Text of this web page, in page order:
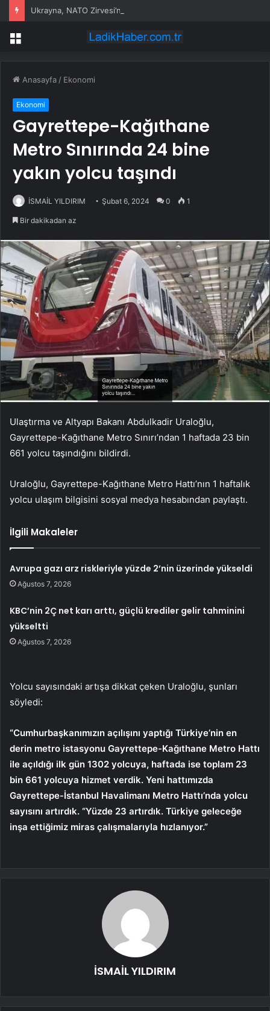
Ukrayna, NATO Zirvesi’nden destek bekliyor
Menü
Anasayfa / Ekonomi
Ekonomi
Gayrettepe-Kağıthane
Metro Sınırında 24 bine
yakın yolcu taşındı
İSMAİL YILDIRIM Şubat 6, 2024 0 1
Bir dakikadan az
Ulaştırma ve Altyapı Bakanı Abdulkadir Uraloğlu,
Gayrettepe-Kağıthane Metro Sınırı’ndan 1 haftada 23 bin
661 yolcu taşındığını bildirdi.
Uraloğlu, Gayrettepe-Kağıthane Metro Hattı’nın 1 haftalık
yolcu ulaşım bilgisini sosyal medya hesabından paylaştı.
İlgili Makaleler
Avrupa gazı arz riskleriyle yüzde 2’nin üzerinde yükseldi
Ağustos 7, 2026
KBC’nin 2Ç net karı arttı, güçlü krediler gelir tahminini
yükseltti
Ağustos 7, 2026
Yolcu sayısındaki artışa dikkat çeken Uraloğlu, şunları
söyledi:
“Cumhurbaşkanımızın açılışını yaptığı Türkiye’nin en
derin metro istasyonu Gayrettepe-Kağıthane Metro Hattı
ile açıldığı ilk gün 1302 yolcuya, haftada ise toplam 23
bin 661 yolcuya hizmet verdik. Yeni hattımızda
Gayrettepe-İstanbul Havalimanı Metro Hattı’nda yolcu
sayısını artırdık. “Yüzde 23 artırdık. Türkiye geleceğe
inşa ettiğimiz miras çalışmalarıyla hızlanıyor.”
İSMAİL YILDIRIM